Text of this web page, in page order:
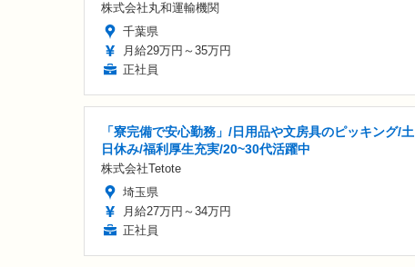
株式会社丸和運輸機関
千葉県
月給29万円～35万円
正社員
「寮完備で安心勤務」/日用品や文房具のピッキング/土
日休み/福利厚生充実/20~30代活躍中
株式会社Tetote
埼玉県
月給27万円～34万円
正社員